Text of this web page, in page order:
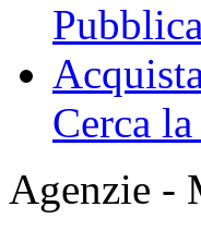
Cerca
Agenzie -